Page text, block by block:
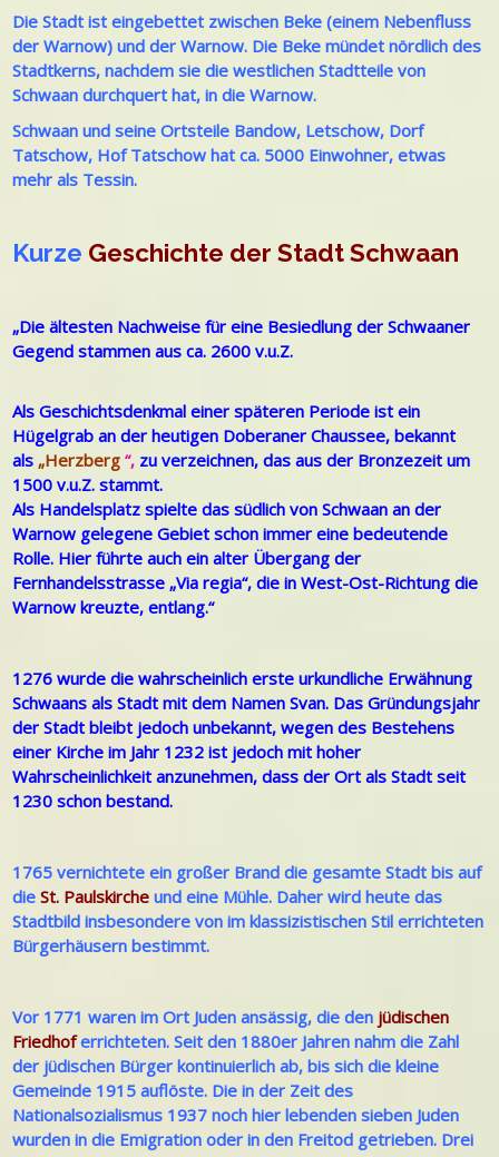
Die Stadt ist eingebettet zwischen Beke (einem Nebenfluss
der Warnow) und derWarnow. Die Beke mündet nördlich des
Stadtkerns, nachdem sie die westlichen Stadtteile von
Schwaan durchquert hat, in die Warnow.
Schwaan und seine Ortsteile Bandow, Letschow, Dorf
Tatschow, Hof Tatschow hat ca. 5000 Einwohner, etwas
mehr als Tessin.
Kurze Geschichte der Stadt Schwaan
„Die ältesten Nachweise für eine Besiedlung der Schwaaner
Gegend stammen aus ca. 2600 v.u.Z.
Als Geschichtsdenkmal einer späteren Periode ist ein
Hügelgrab an der heutigen Doberaner Chaussee, bekannt
als „Herzberg “, zu verzeichnen, das aus der Bronzezeit um
1500 v.u.Z. stammt.
Als Handelsplatz spielte das südlich von Schwaan an der
Warnow gelegene Gebiet schon immer eine bedeutende
Rolle. Hier führte auch ein alter Übergang der
Fernhandelsstrasse „Via regia“, die in West-Ost-Richtung die
Warnow kreuzte, entlang.“
1276 wurde die wahrscheinlich erste urkundliche Erwähnung
Schwaans als Stadt mit dem Namen Svan. Das Gründungsjahr
der Stadt bleibt jedoch unbekannt, wegen des Bestehens
einer Kirche im Jahr 1232 ist jedoch mit hoher
Wahrscheinlichkeit anzunehmen, dass der Ort als Stadt seit
1230 schon bestand.
1765 vernichtete ein großer Brand die gesamte Stadt bis auf
dieSt. Paulskirche und eine Mühle. Daher wird heute das
Stadtbild insbesondere von im klassizistischen Stil errichteten
Bürgerhäusern bestimmt.
Vor 1771 waren im Ort Juden ansässig, die den jüdischen
Friedhoferrichteten. Seit den 1880er Jahren nahm die Zahl
der jüdischen Bürger kontinuierlich ab, bis sich die kleine
Gemeinde 1915 auflöste. Die in der Zeit des
Nationalsozialismus 1937 noch hier lebenden sieben Juden
wurden in die Emigration oder in den Freitod getrieben. Drei